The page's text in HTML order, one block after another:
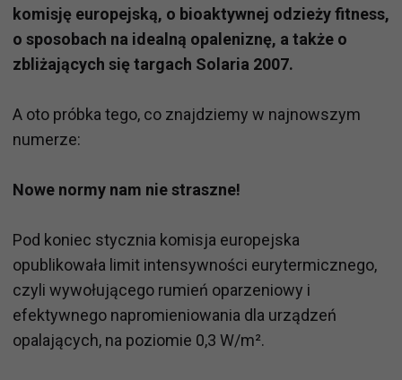
komisję europejską, o bioaktywnej odzieży fitness,
o sposobach na idealną opaleniznę, a także o
zbliżających się targach Solaria 2007.
A oto próbka tego, co znajdziemy w najnowszym
numerze:
Nowe normy nam nie straszne!
Pod koniec stycznia komisja europejska
opublikowała limit intensywności eurytermicznego,
czyli wywołującego rumień oparzeniowy i
efektywnego napromieniowania dla urządzeń
opalających, na poziomie 0,3 W/m².